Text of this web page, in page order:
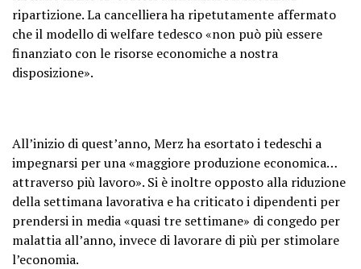
ripartizione. La cancelliera ha ripetutamente affermato
che il modello di welfare tedesco «non può più essere
finanziato con le risorse economiche a nostra
disposizione».
All’inizio di quest’anno, Merz ha esortato i tedeschi a
impegnarsi per una «maggiore produzione economica…
attraverso più lavoro». Si è inoltre opposto alla riduzione
della settimana lavorativa e ha criticato i dipendenti per
prendersi in media «quasi tre settimane» di congedo per
malattia all’anno, invece di lavorare di più per stimolare
l’economia.